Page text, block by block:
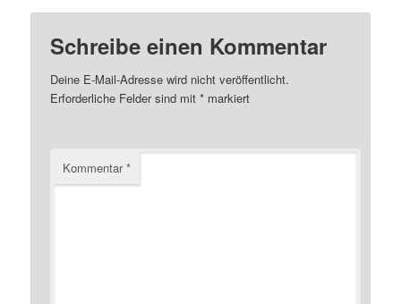
Schreibe einen Kommentar
Deine E-Mail-Adresse wird nicht veröffentlicht.
Erforderliche Felder sind mit* markiert
Kommentar*